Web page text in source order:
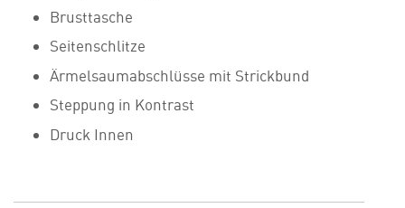
Brusttasche
Seitenschlitze
Ärmelsaumabschlüsse mit Strickbund
Steppung in Kontrast
Druck Innen